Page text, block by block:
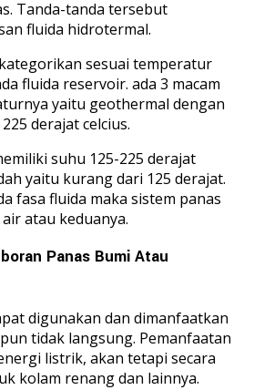
Tanda-tanda tersebut
fluida hidrotermal.
sesuai temperatur
fluida reservoir. ada 3 macam
yaitu geothermal dengan
derajat celcius.
suhu 125-225 derajat
yaitu kurang dari 125 derajat.
fasa fluida maka sistem panas
atau keduanya.
Panas Bumi Atau
digunakan dan dimanfaatkan
tidak langsung. Pemanfaatan
listrik, akan tetapi secara
kolam renang dan lainnya.